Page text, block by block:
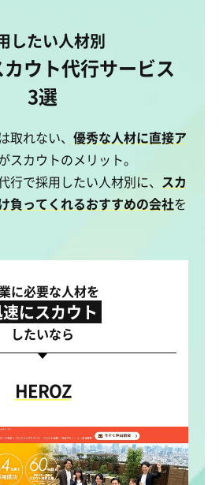
したい人材別
ウト代行サービス
3選
取れない、 優秀な人材に直接ア
スカウトのメリット。
行で採用したい人材別に、 スカ
負ってくれるおすすめの会社を
に必要な人材を
にスカウト
したいなら
HEROZ